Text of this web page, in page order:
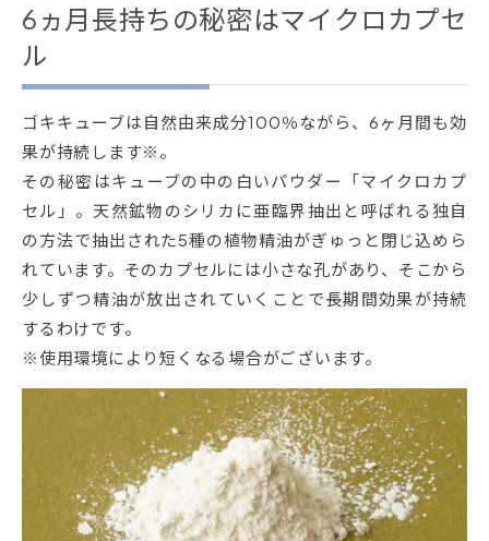
6ヵ月長持ちの秘密はマイクロカプセ
ル
ゴキキューブは自然由来成分100％ながら、6ヶ月間も効
果が持続します※。
その秘密はキューブの中の白いパウダー「マイクロカプ
セル」。天然鉱物のシリカに亜臨界抽出と呼ばれる独自
の方法で抽出された5種の植物精油がぎゅっと閉じ込めら
れています。そのカプセルには小さな孔があり、そこから
少しずつ精油が放出されていくことで長期間効果が持続
するわけです。
※使用環境により短くなる場合がございます。